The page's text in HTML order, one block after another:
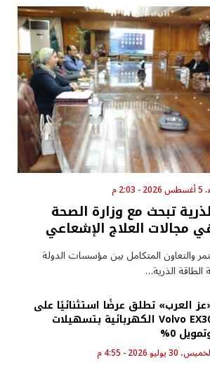
م
تبحث مع وزارة الصحة
مجالات العلاج الإشعاعي
والتعاون المتكامل بين مؤسسات الدولة
الطاقة الذرية…
العرب» تطلق عرضًا استثنائيًا على
Volvo EX30 الكهربائية بتسهيلات
0%
30 يوليو 2026 - 4:55 م